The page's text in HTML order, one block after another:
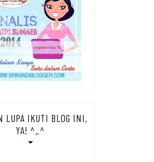
LUPA IKUTI BLOG INI,
YA! ^_^